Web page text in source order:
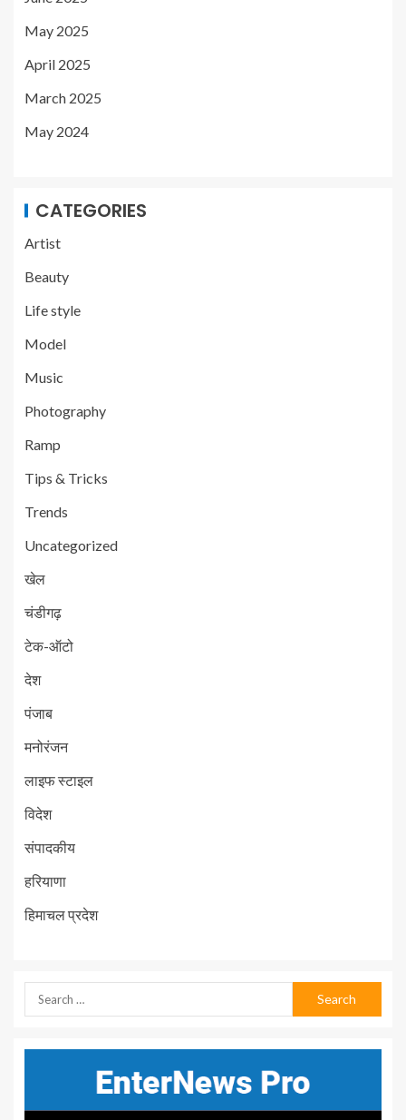
May 2025
April 2025
March 2025
May 2024
CATEGORIES
Artist
Beauty
Life style
Model
Music
Photography
Ramp
Tips & Tricks
Trends
Uncategorized
खेल
चंडीगढ़
टेक-ऑटो
देश
पंजाब
मनोरंजन
लाइफ स्टाइल
विदेश
संपादकीय
हरियाणा
हिमाचल प्रदेश